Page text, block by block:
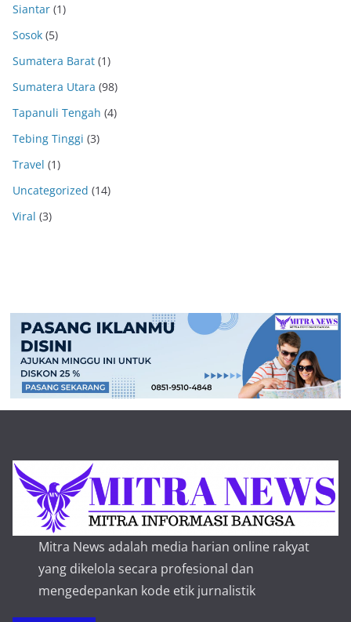
Siantar (1)
Sosok (5)
Sumatera Barat (1)
Sumatera Utara (98)
Tapanuli Tengah (4)
Tebing Tinggi (3)
Travel (1)
Uncategorized (14)
Viral (3)
Mitra News adalah media harian online rakyat
yang dikelola secara profesional dan
mengedepankan kode etik jurnalistik